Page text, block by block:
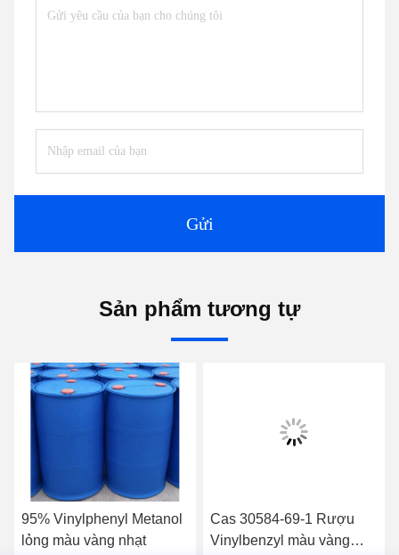
Gửi
Sản phẩm tương tự
95% Vinylphenyl Metanol
lỏng màu vàng nhạt
Cas 30584-69-1 Rượu
Vinylbenzyl màu vàng